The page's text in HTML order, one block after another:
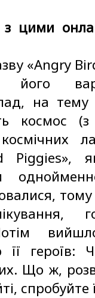
з цими
«Angry
його
на тему
космос (з
Piggies»,
тому
героїв:
Що ж,
спробуйте